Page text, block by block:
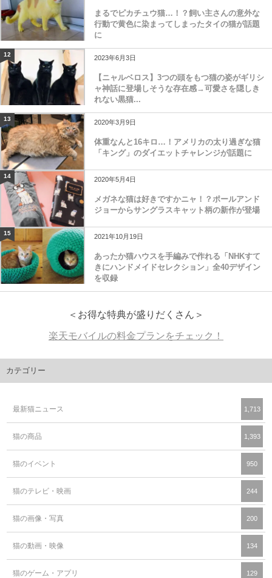
まるでピカチュウ猫…！？飼い主さんの意外な
行動で黄色に染まってしまったタイの猫が話題
に
12 2023年6月3日
【ニャルベロス】3つの頭をもつ猫の姿がギリシ
ャ神話に登場しそうな存在感→可愛さを隠しき
れない黒猫...
13 2020年3月9日
体重なんと16キロ…！アメリカの太り過ぎな猫
「キング」のダイエットチャレンジが話題に
14 2020年5月4日
メガネな猫は好きですかニャ！？ポールアンド
ジョーからサングラスキャット柄の新作が登場
15 2021年10月19日
あったか猫ハウスを手編みで作れる「NHKすて
きにハンドメイドセレクション」全40デザイン
を収録
＜お得な特典が盛りだくさん＞
楽天モバイルの料金プランをチェック！
カテゴリー
最新猫ニュース 1,713
猫の商品 1,393
猫のイベント 950
猫のテレビ・映画 244
猫の画像・写真 200
猫の動画・映像 134
猫のゲーム・アプリ 129